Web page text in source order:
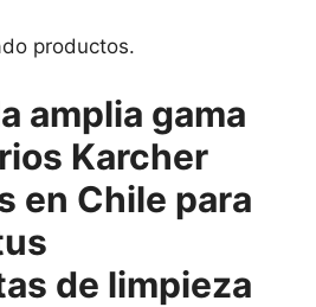
productos.
amplia gama
Karcher
en Chile para
de limpieza